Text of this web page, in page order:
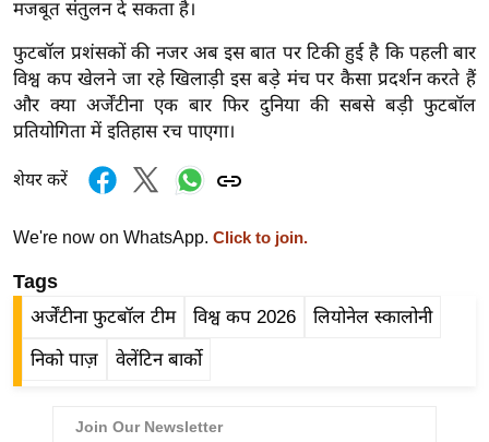
e
w
s
ला
इ
टे
क्नॉ
लॉ
जी
मजबूत संतुलन दे सकता है।
फुटबॉल प्रशंसकों की नजर अब इस बात पर टिकी हुई है कि पहली बार
विश्व कप खेलने जा रहे खिलाड़ी इस बड़े मंच पर कैसा प्रदर्शन करते हैं
और क्या अर्जेंटीना एक बार फिर दुनिया की सबसे बड़ी फुटबॉल
प्रतियोगिता में इतिहास रच पाएगा।
शेयर करें
We're now on WhatsApp. Click to join.
Tags
अर्जेंटीना फुटबॉल टीम विश्व कप 2026 लियोनेल स्कालोनी
निको पाज़ वेलेंटिन बार्को